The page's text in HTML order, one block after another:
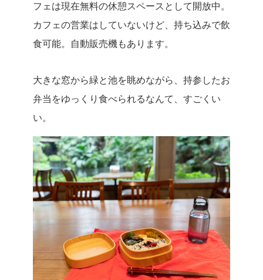
フェは現在無料の休憩スペースとして開放中。
カフェの営業はしていないけど、持ち込みで飲
食可能。自動販売機もあります。
大きな窓から緑と池を眺めながら、持参したお
弁当をゆっくり食べられるなんて、すごくい
い。